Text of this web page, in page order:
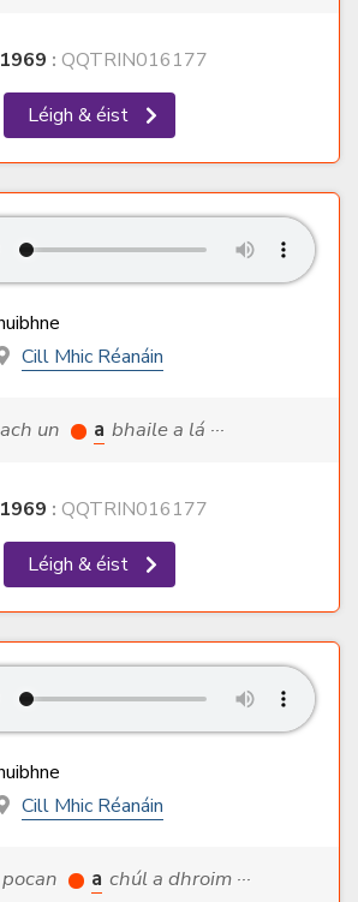
1969 : QQTRIN016177
Léigh & éist
Cill Mhic Réanáin
un a bhaile a lá ···
1969 : QQTRIN016177
Léigh & éist
Cill Mhic Réanáin
pocan a chúl a dhroim ···